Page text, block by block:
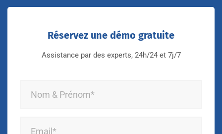
Réservez une démo gratuite
Assistance par des experts, 24h/24 et 7j/7